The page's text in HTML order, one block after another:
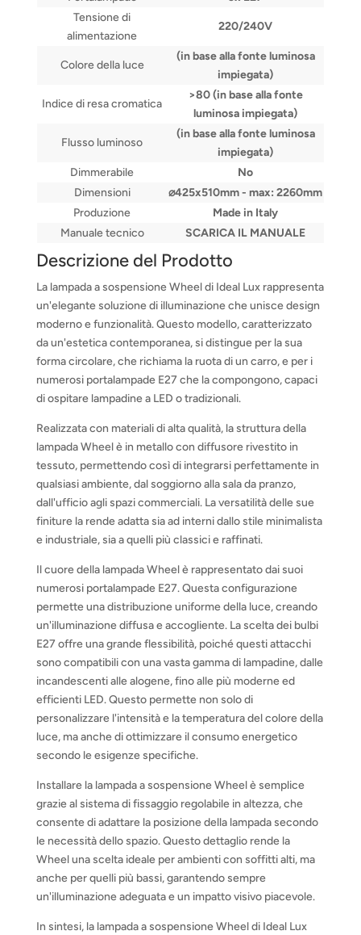
Tensione di
alimentazione
220/240V
Colore della luce
(in base alla fonte luminosa
impiegata)
Indice di resa cromatica
>80 (in base alla fonte
luminosa impiegata)
Flusso luminoso
(in base alla fonte luminosa
impiegata)
Dimmerabile
No
Dimensioni
⌀425x510mm - max: 2260mm
Produzione
Made in Italy
Manuale tecnico
SCARICA IL MANUALE
Descrizione del Prodotto
La lampada a sospensione Wheel di Ideal Lux rappresenta
un'elegante soluzione di illuminazione che unisce design
moderno e funzionalità. Questo modello, caratterizzato
da un'estetica contemporanea, si distingue per la sua
forma circolare, che richiama la ruota di un carro, e per i
numerosi portalampade E27 che la compongono, capaci
di ospitare lampadine a LED o tradizionali.
Realizzata con materiali di alta qualità, la struttura della
lampada Wheel è in metallo con diffusore rivestito in
tessuto, permettendo così di integrarsi perfettamente in
qualsiasi ambiente, dal soggiorno alla sala da pranzo,
dall'ufficio agli spazi commerciali. La versatilità delle sue
finiture la rende adatta sia ad interni dallo stile minimalista
e industriale, sia a quelli più classici e raffinati.
Il cuore della lampada Wheel è rappresentato dai suoi
numerosi portalampade E27. Questa configurazione
permette una distribuzione uniforme della luce, creando
un'illuminazione diffusa e accogliente. La scelta dei bulbi
E27 offre una grande flessibilità, poiché questi attacchi
sono compatibili con una vasta gamma di lampadine, dalle
incandescenti alle alogene, fino alle più moderne ed
efficienti LED. Questo permette non solo di
personalizzare l'intensità e la temperatura del colore della
luce, ma anche di ottimizzare il consumo energetico
secondo le esigenze specifiche.
Installare la lampada a sospensione Wheel è semplice
grazie al sistema di fissaggio regolabile in altezza, che
consente di adattare la posizione della lampada secondo
le necessità dello spazio. Questo dettaglio rende la
Wheel una scelta ideale per ambienti con soffitti alti, ma
anche per quelli più bassi, garantendo sempre
un'illuminazione adeguata e un impatto visivo piacevole.
In sintesi, la lampada a sospensione Wheel di Ideal Lux